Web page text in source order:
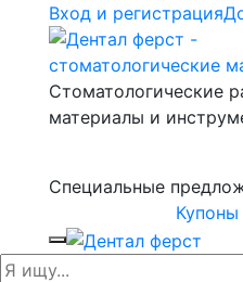
Вход и регистрация
Стоматологические
материалы и
Специальные
Купоны